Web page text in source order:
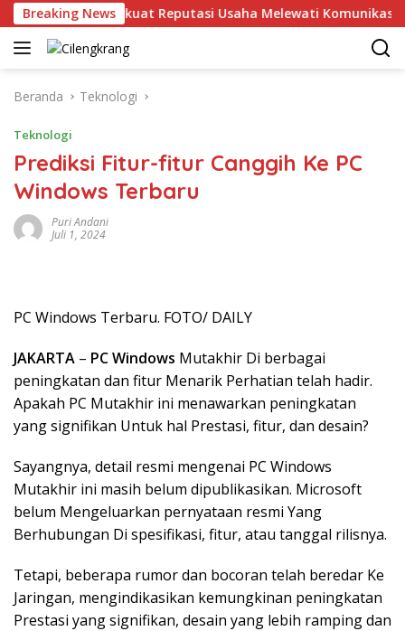
Langsung
ke
konten
Breaking News
MHU Perkuat Reputasi Usaha Melewati Komunikasi
Beranda Teknologi
Teknologi
Prediksi Fitur-fitur Canggih Ke PC
Windows Terbaru
Puri Andani
Juli 1, 2024
PC Windows Terbaru. FOTO/ DAILY
JAKARTA – PC Windows Mutakhir Di berbagai
peningkatan dan fitur Menarik Perhatian telah hadir.
Apakah PC Mutakhir ini menawarkan peningkatan
yang signifikan Untuk hal Prestasi, fitur, dan desain?
Sayangnya, detail resmi mengenai PC Windows
Mutakhir ini masih belum dipublikasikan. Microsoft
belum Mengeluarkan pernyataan resmi Yang
Berhubungan Di spesifikasi, fitur, atau tanggal rilisnya.
Tetapi, beberapa rumor dan bocoran telah beredar Ke
Jaringan, mengindikasikan kemungkinan peningkatan
Prestasi yang signifikan, desain yang lebih ramping dan